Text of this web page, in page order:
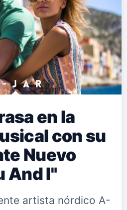
en la
con su
Nuevo
And I"
artista nórdico A-